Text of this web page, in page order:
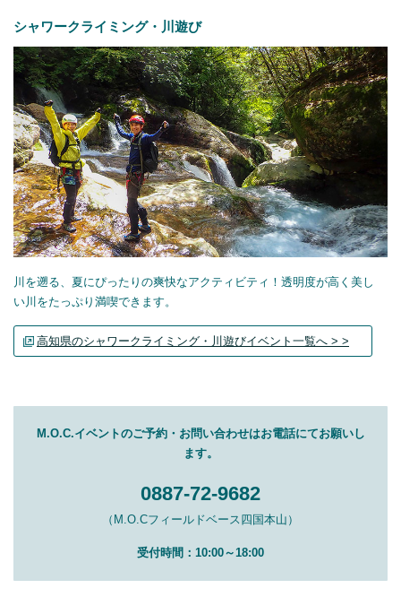
シャワークライミング・川遊び
川を遡る、夏にぴったりの爽快なアクティビティ！透明度が高く美し
い川をたっぷり満喫できます。
高知県のシャワークライミング・川遊びイベント一覧へ > >
M.O.C.イベントのご予約・お問い合わせはお電話にてお願いし
ます。
0887-72-9682
（M.O.Cフィールドベース四国本山）
受付時間：10:00～18:00